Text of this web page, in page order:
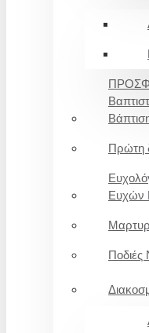
Πρώτη
Ευχών